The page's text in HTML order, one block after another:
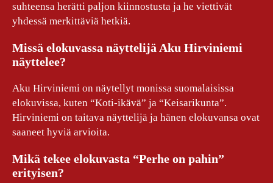
suhteensa herätti paljon kiinnostusta ja he viettivät
yhdessä merkittäviä hetkiä.
Missä elokuvassa näyttelijä Aku Hirviniemi
näyttelee?
Aku Hirviniemi on näytellyt monissa suomalaisissa
elokuvissa, kuten “Koti-ikävä” ja “Keisarikunta”.
Hirviniemi on taitava näyttelijä ja hänen elokuvansa ovat
saaneet hyviä arvioita.
Mikä tekee elokuvasta “Perhe on pahin”
erityisen?